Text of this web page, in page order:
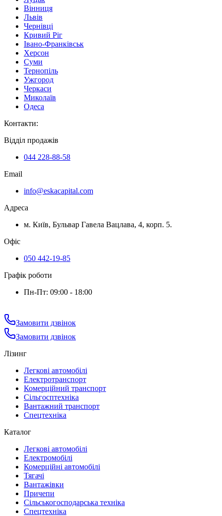
Вінниця
Львів
Чернівці
Кривий Ріг
Івано-Франківськ
Херсон
Суми
Тернопіль
Ужгород
Черкаси
Миколаїв
Одеса
Контакти:
Відділ продажів
044 228-88-58
Email
info@eskacapital.com
Адреса
м. Київ, Бульвар Гавела Вацлава, 4, корп. 5.
Офіс
050 442-19-85
Графік роботи
Пн-Пт: 09:00 - 18:00
Замовити дзвінок
Замовити дзвінок
Лізинг
Легкові автомобілі
Електротранспорт
Комерційний транспорт
Сільгосптехніка
Вантажний транспорт
Спецтехніка
Каталог
Легкові автомобілі
Електромобілі
Комерційні автомобілі
Тягачі
Вантажівки
Причепи
Сільськогосподарська техніка
Спецтехніка